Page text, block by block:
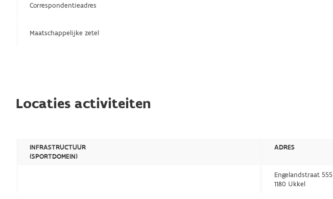
Correspondentieadres
Maatschappelijke zetel
Locaties activiteiten
INFRASTRUCTUUR
(SPORTDOMEIN)
ADRES
Engelandstraat 555
1180 Ukkel